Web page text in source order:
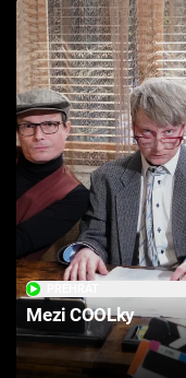
Mezi COOLky